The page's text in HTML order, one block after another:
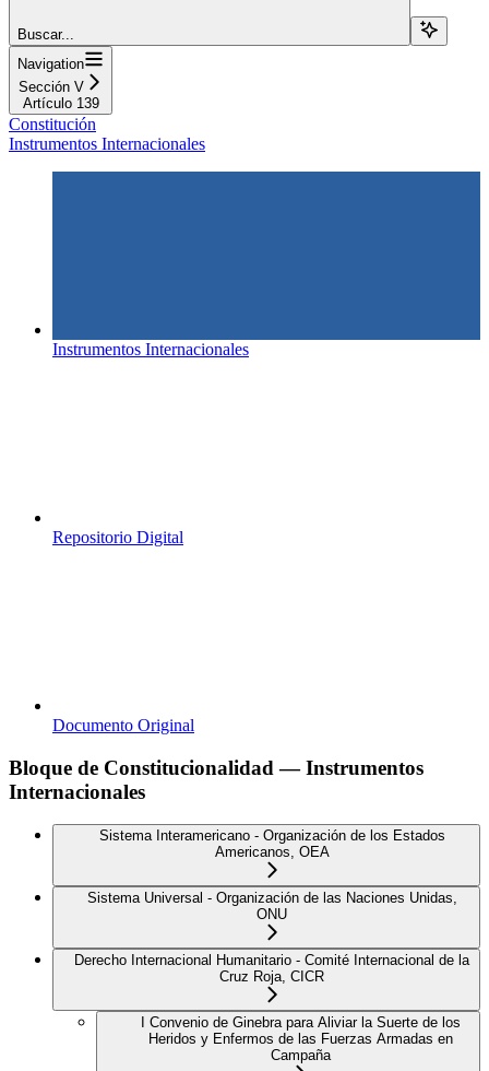
Buscar...
Navigation
Sección V
Artículo 139
Constitución
Instrumentos Internacionales
Instrumentos Internacionales
Repositorio Digital
Documento Original
Bloque de Constitucionalidad — Instrumentos
Internacionales
Sistema Interamericano - Organización de los Estados
Americanos, OEA
Sistema Universal - Organización de las Naciones Unidas,
ONU
Derecho Internacional Humanitario - Comité Internacional de la
Cruz Roja, CICR
I Convenio de Ginebra para Aliviar la Suerte de los
Heridos y Enfermos de las Fuerzas Armadas en
Campaña